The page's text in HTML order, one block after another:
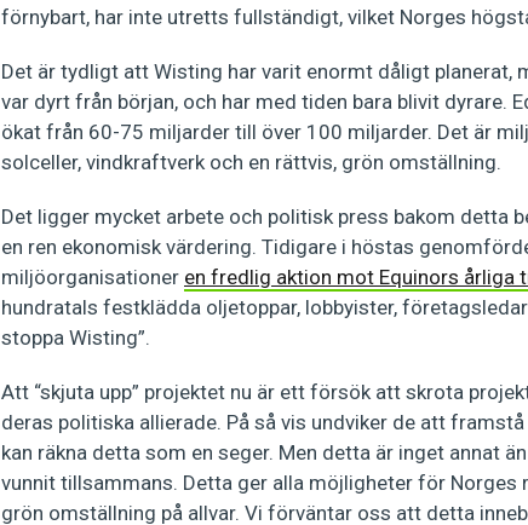
förnybart, har inte utretts fullständigt, vilket Norges
Det är tydligt att Wisting har varit enormt dåligt planerat,
var dyrt från början, och har med tiden bara blivit dyrare.
ökat från 60-75 miljarder till över 100 miljarder. Det är
solceller, vindkraftverk och en rättvis, grön omställning.
Det ligger mycket arbete och politisk press bakom detta
en ren ekonomisk värdering. Tidigare i höstas
miljöorganisationer en fredlig aktion mot Equinors årliga
hundratals festklädda oljetoppar, lobbyister,
stoppa Wisting”.
Att “skjuta upp” projektet nu är ett försök att skrota
deras politiska allierade. På så vis undviker de att
kan räkna detta som en seger. Men detta är inget annat
vunnit tillsammans. Detta ger alla möjligheter för
grön omställning på allvar. Vi förväntar oss att detta